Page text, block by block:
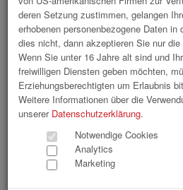
Wirtschaftsuniversität
88 Bilder
« 1 2
deren Setzung zustimmen, gelangen
erhobenen personenbezogene Daten
dies nicht, dann akzeptieren Sie nur
Wenn Sie unter 16 Jahre alt sind und
freiwilligen Diensten geben möchten,
Erziehungsberechtigten um Erlaubnis
Weitere Informationen über die
unserer Datenschutzerklärung.
Notwendige Cookies
Analytics
Marketing